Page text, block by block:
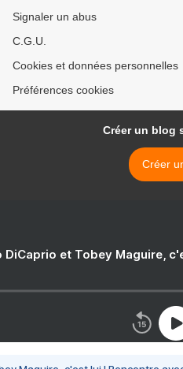
Signaler un abus
C.G.U.
Cookies et données personnelles
Préférences cookies
Créer un blog
Créer
DiCaprio et Tobey Maguire,